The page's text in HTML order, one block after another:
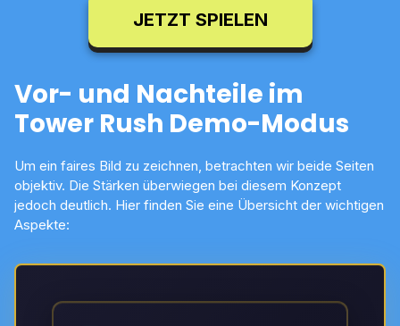
JETZT SPIELEN
Vor- und Nachteile im
Tower Rush Demo-Modus
Um ein faires Bild zu zeichnen, betrachten wir beide Seiten
objektiv. Die Stärken überwiegen bei diesem Konzept
jedoch deutlich. Hier finden Sie eine Übersicht der wichtigen
Aspekte: